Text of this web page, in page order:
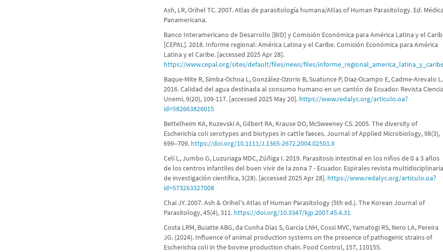
Ash, LR, Orihel TC. 2007. Atlas de parasitología humana/Atlas of Human Parasitology. Ed.
Panamericana.
Banco Interamericano de Desarrollo [BID] y Comisión Económica para América Latina y el
[CEPAL]. 2018. Informe regional: América Latina y el Caribe. Comisión Económica para América
Latina y el Caribe. [accessed 2025 Apr 28].
https://www.cepal.org/sites/default/files/news/files/
Baque-Mite R, Simba-Ochoa L, González-Ozorio B, Suatunce P, Diaz-Ocampo E, Cadme-Arevalo L.
2016. Calidad del agua destinada al consumo humano en un cantón de Ecuador. Revista
Unemi, 9(20), 109-117. [accessed 2025 May 20]. https://www.redalyc.org/articulo.oa?
id=582663826015
Bettelheim KA, Kuzevski A, Gilbert RA, Krause DO, McSweeney CS. 2005. The diversity of
Escherichia coli serotypes and biotypes in cattle faeces. Journal of Applied Microbiology, 98(3),
699–709. https://doi.org/10.1111/J.1365-2672.2004.02501.X
Celi L, Jumbo G, Luzuriaga MDC, Zúñiga I. 2019. Parasitosis intestinal en los niños de 0 a 3 años
de los centros infantiles del buen vivir de la zona 7 - Ecuador. Espirales revista
de investigación científica, 3(28). [accessed 2025 Apr 28]. https://www.redalyc.org/articulo.oa?
id=573263327008
Chai JY. 2007. Ash & Orihel's Atlas of Human Parasitology (5th ed.). The Korean Journal of
Parasitology, 45(4), 311. https://doi.org/10.3347/kjp.2007.45.4.31
Costa LRM, Buiatte ABG, da Cunha Dias S, Garcia LNH, Cossi MVC, Yamatogi RS, Nero LA, Pereira
JG. (2024). Influence of animal production systems on the presence of pathogenic strains of
Escherichia coli in the bovine production chain. Food Control, 157, 110155.